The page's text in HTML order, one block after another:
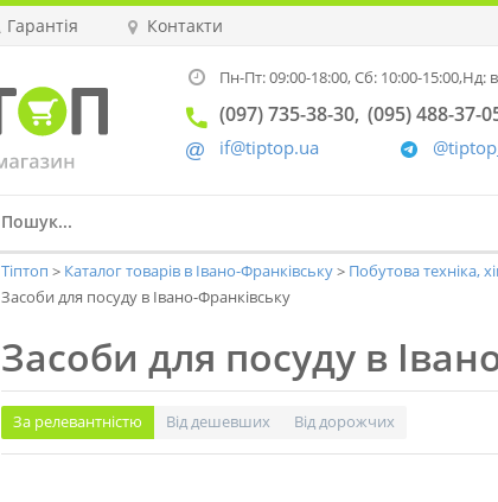
Гарантія Контакти
Пн-Пт: 09:00-18:00,Сб: 10:00-15:00,Нд:
(097) 735-38-30 (095) 488-37-
if@tiptop.ua
Тіптоп Каталог товарів в Івано-Франківську Побутова техніка,
Засоби для посуду в Івано-Франківську
Засоби для посуду в
За релевантністю Від дешевших Від дорожчих